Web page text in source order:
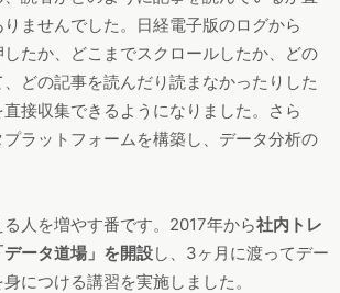
ませんでした。日経電子版のログから
たか、どこまでスクロールしたか、どの
どの記事を読んだり読まなかったりした
接収集できるようになりました。さら
ラットフォームを構築し、データ分析の
人を増やす番です。2017年から社内トレ
ータ道場」を開設し、3ヶ月に渡ってデー
につける講習を実施しました。